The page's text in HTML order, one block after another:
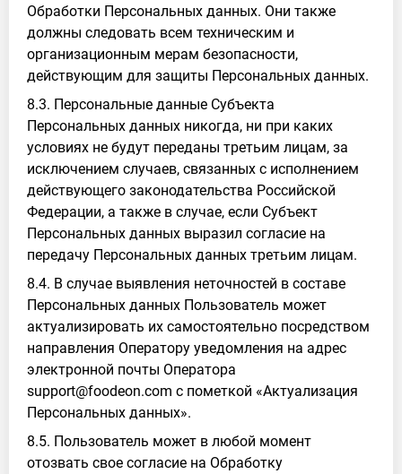
Обработки Персональных данных. Они также
должны следовать всем техническим и
организационным мерам безопасности,
действующим для защиты Персональных данных.
8.3. Персональные данные Субъекта
Персональных данных никогда, ни при каких
условиях не будут переданы третьим лицам, за
исключением случаев, связанных с исполнением
действующего законодательства Российской
Федерации, а также в случае, если Субъект
Персональных данных выразил согласие на
передачу Персональных данных третьим лицам.
8.4. В случае выявления неточностей в составе
Персональных данных Пользователь может
актуализировать их самостоятельно посредством
направления Оператору уведомления на адрес
электронной почты Оператора
support@foodeon.com с пометкой «Актуализация
Персональных данных».
8.5. Пользователь может в любой момент
отозвать свое согласие на Обработку